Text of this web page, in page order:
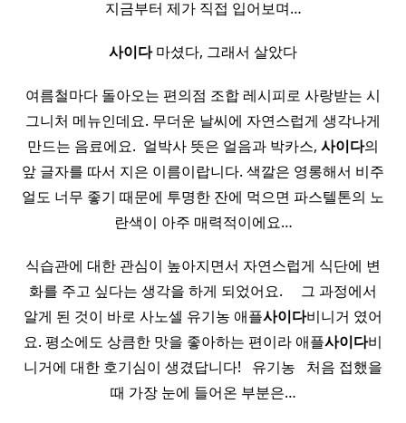
지금부터 제가 직접 입어보며…
사이다마셨다, 그래서 살았다
여름철마다 돌아오는 편의점 조합 레시피로 사랑받는 시
그니처 메뉴인데요. 무더운 날씨에 자연스럽게 생각나게
만드는 음료에요. ​ 얼박사 뜻은 얼음과 박카스, 사이다의
앞 글자를 따서 지은 이름이랍니다. 색깔은 영롱해서 비주
얼도 너무 좋기 때문에 투명한 잔에 먹으면 파스텔톤의 노
란색이 아주 매력적이에요…
식습관에 대한 관심이 높아지면서 자연스럽게 식단에 변
화를 주고 싶다는 생각을 하게 되었어요. ​ ​ ​ ​ 그 과정에서
알게 된 것이 바로 사노셀 유기농 애플사이다비니거​ 였어
요. 평소에도 상큼한 맛을 좋아하는 편이라 애플사이다비
니거에​ 대한 호기심이 생겼답니다! ​ ​ 유기농 ​ ​ 처음 접했을
때 가장 눈에 들어온 부분은…